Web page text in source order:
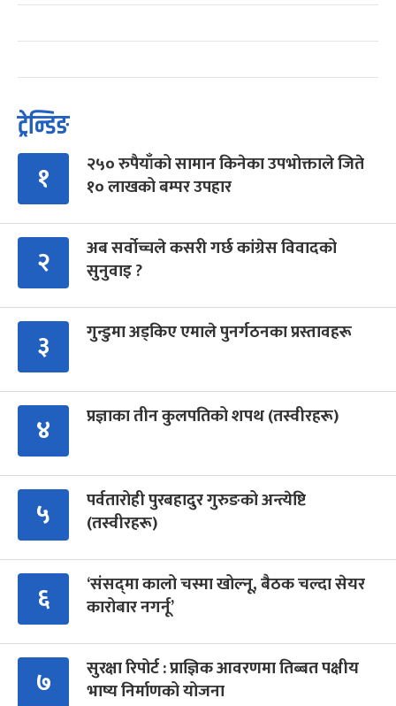
ट्रेन्डिङ
१
२५० रुपैयाँको सामान किनेका उपभोक्ताले जिते
१० लाखको बम्पर उपहार
२
अब सर्वोच्चले कसरी गर्छ कांग्रेस विवादको
सुनुवाइ ?
३ गुन्डुमा अड्किए एमाले पुनर्गठनका प्रस्तावहरू
४ प्रज्ञाका तीन कुलपतिको शपथ (तस्वीरहरू)
५
पर्वतारोही पुरबहादुर गुरुङको अन्त्येष्टि
(तस्वीरहरू)
६
‘संसद्‍मा कालो चस्मा खोल्नू, बैठक चल्दा सेयर
कारोबार नगर्नू’
७
सुरक्षा रिपोर्ट : प्राज्ञिक आवरणमा तिब्बत पक्षीय
भाष्य निर्माणको योजना